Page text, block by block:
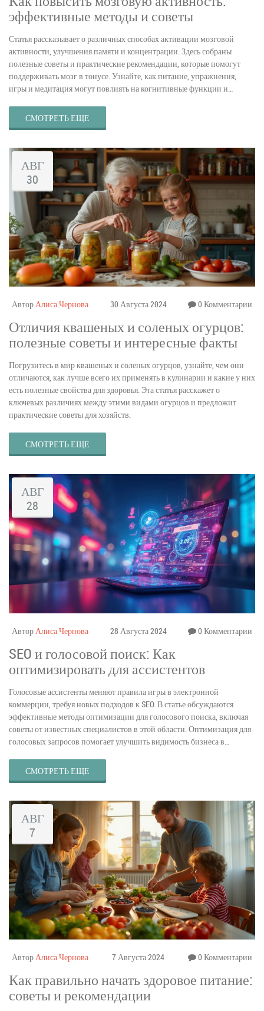
эффективные методы и советы
Статья рассказывает о различных способах активации мозговой
активности, улучшения памяти и концентрации. Здесь собраны
полезные советы и практические рекомендации, которые помогут
поддерживать мозг в тонусе. Узнайте, как питание, упражнения,
игры и медитация могут повлиять на когнитивные функции и
СМОТРЕТЬ ЕЩЕ
АВГ
30
АвторАлиса Чернова 30 Августа 2024 0 Комментарии
Отличия квашеных и соленых огурцов:
полезные советы и интересные факты
Погрузитесь в мир квашеных и соленых огурцов, узнайте, чем они
отличаются, как лучше всего их применять в кулинарии и какие у них
есть полезные свойства для здоровья. Эта статья расскажет о
ключевых различиях между этими видами огурцов и предложит
практические советы для хозяйств.
СМОТРЕТЬ ЕЩЕ
АВГ
28
Автор Алиса Чернова 28 Августа 2024 0 Комментарии
SEO и голосовой поиск: Как
оптимизировать для ассистентов
Голосовые ассистенты меняют правила игры в электронной
коммерции, требуя новых подходов к SEO. В статье обсуждаются
эффективные методы оптимизации для голосового поиска, включая
советы от известных специалистов в этой области. Оптимизация для
голосовых запросов помогает улучшить видимость бизнеса в
адаптировать свой онлайн-магазин под эти требования.
СМОТРЕТЬ ЕЩЕ
АВГ
7
Автор Алиса Чернова 7 Августа 2024 0 Комментарии
Как правильно начать здоровое питание:
советы и рекомендации